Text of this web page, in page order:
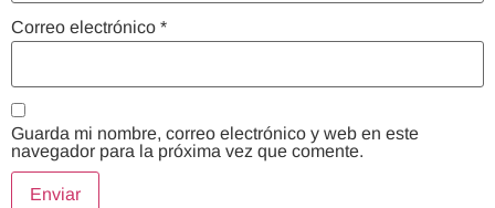
Correo electrónico *
Guarda mi nombre, correo electrónico y web en este
navegador para la próxima vez que comente.